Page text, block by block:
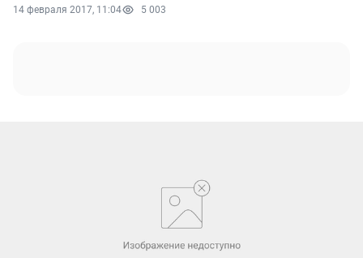
14 февраля 2017, 11:04 5 003